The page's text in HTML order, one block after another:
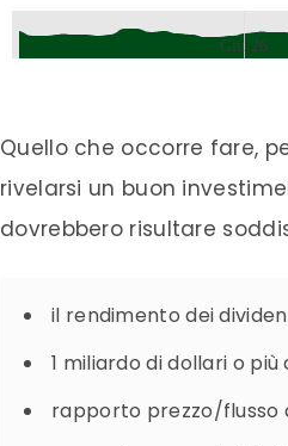
Giu 26
Quello che occorre fare,
rivelarsi un buon
dovrebbero risultare
il rendimento dei
1 miliardo di dollari o
rapporto prezzo/flusso